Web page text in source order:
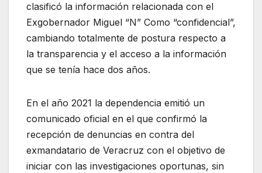
clasificó la información relacionada con el
Exgobernador Miguel “N” Como “confidencial”,
cambiando totalmente de postura respecto a
la transparencia y el acceso a la información
que se tenía hace dos años.
En el año 2021 la dependencia emitió un
comunicado oficial en el que confirmó la
recepción de denuncias en contra del
exmandatario de Veracruz con el objetivo de
iniciar con las investigaciones oportunas, sin